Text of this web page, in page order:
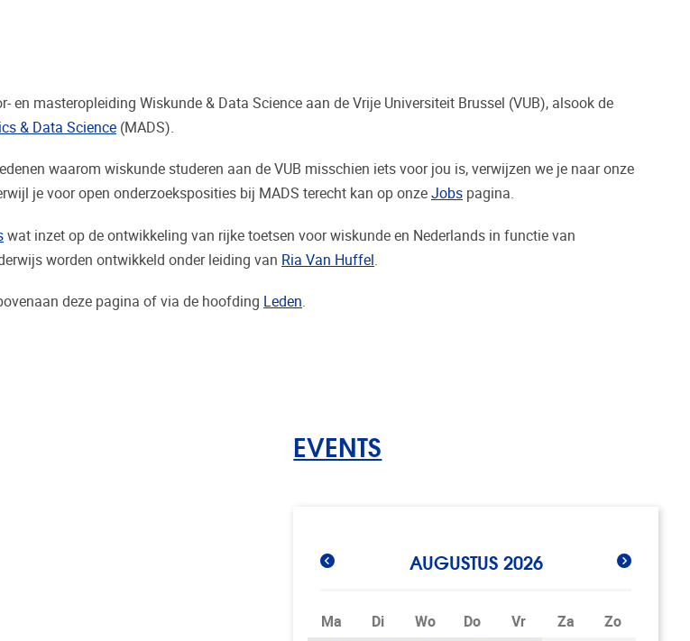
en masteropleiding Wiskunde & Data Science aan de Vrije Universiteit Brussel (VUB), alsook de
& Data Science (MADS).
waarom wiskunde studeren aan de VUB misschien iets voor jou is, verwijzen we je naar onze
je voor open onderzoeksposities bij MADS terecht kan op onze Jobs pagina.
wat inzet op de ontwikkeling van rijke toetsen voor wiskunde en Nederlands in functie van
worden ontwikkeld onder leiding van Ria Van Huffel
deze pagina of via de hoofding Leden
EVENTS
AUGUSTUS 2026
Ma Di Wo Do Vr Za
Zo